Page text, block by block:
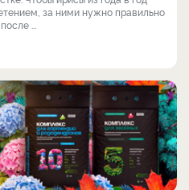
за ними нужно правильно
...